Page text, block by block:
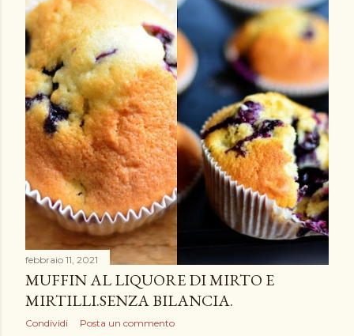
febbraio 11, 2021
MUFFIN AL LIQUORE DI MIRTO E
MIRTILLI.SENZA BILANCIA.
Condividi Posta un commento